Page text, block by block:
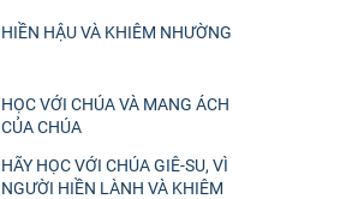
HIỀN HẬU VÀ KHIÊM NHƯỜNG
HỌC VỚI CHÚA VÀ MANG ÁCH
CỦA CHÚA
HÃY HỌC VỚI CHÚA GIÊ-SU, VÌ
NGƯỜI HIỀN LÀNH VÀ KHIÊM